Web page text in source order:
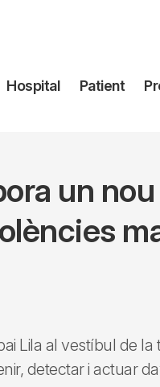
Navegación
Hospital Patient
un
Lila al vestíbul de la
detectar i actuar